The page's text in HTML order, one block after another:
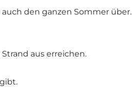
den ganzen Sommer über.
aus erreichen.